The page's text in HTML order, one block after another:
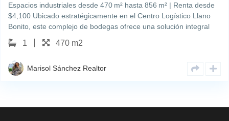
Espacios industriales desde 470 m² hasta 856 m² | Renta desde
$4,100 Ubicado estratégicamente en el Centro Logístico Llano
Bonito, este complejo de bodegas ofrece una solución integral
para empresas que requieren eficiencia, seguridad y
conectividad en Ciudad de Panamá. Alquiler de Galeras en Llano
1 470 m2
Marisol Sánchez Realtor